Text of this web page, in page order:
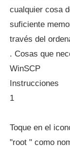
cualquier cosa
suficiente
través del
. Cosas que
WinSCP
Instrucciones
1
Toque en el
"root " como